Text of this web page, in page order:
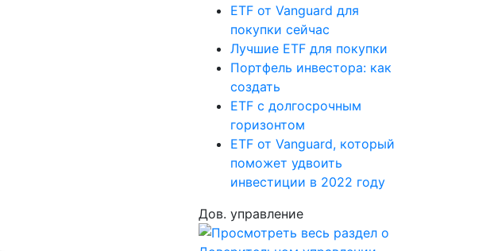
ETF от Vanguard для
покупки сейчас
Лучшие ETF для покупки
Портфель инвестора: как
создать
ETF с долгосрочным
горизонтом
ETF от Vanguard, который
поможет удвоить
инвестиции в 2022 году
Дов. управление